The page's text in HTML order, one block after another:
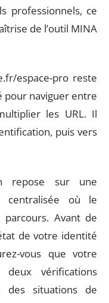
professionnels, ce
de l’outil MINA
espace-pro reste
pour naviguer entre
les URL. Il
puis vers
repose sur une
centralisée où le
Avant de
de votre identité
vous que votre
vérifications
des situations de